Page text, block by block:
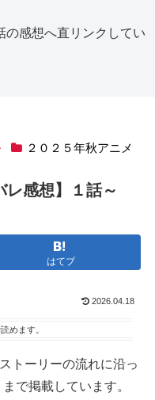
感想へ直リンクしてい
２０２５年秋アニメ
レ感想】１話～
はてブ
2026.04.18
めます。
トーリーの流れに沿っ
で掲載しています。